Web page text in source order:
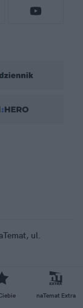
naTemat Extra
ul.